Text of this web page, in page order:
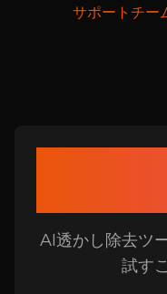
サポートチー
AI透かし除去ツ
試す